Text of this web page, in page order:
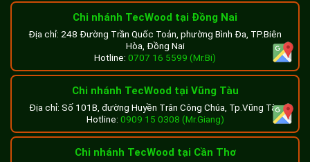
Chi nhánh TecWood tại Đồng Nai
Địa chỉ: 248 Đường Trần Quốc Toản, phường Bình Đa, TP.Biên
Hòa, Đồng Nai
Hotline: 0707 16 5599 (Mr.Bi)
Chi nhánh TecWood tại Vũng Tàu
Địa chỉ: Số 101B, đường Huyền Trân Công Chúa, Tp.Vũng Tàu
Hotline: 0909 15 0308 (Mr.Giang)
Chi nhánh TecWood tại Cần Thơ